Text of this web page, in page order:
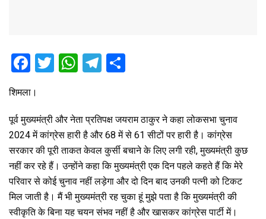
F
ce
b
o
o
k
T
er
W
s
A
p
p
T
gr
a
m
e
शिमला।
पूर्व मुख्यमंत्री और नेता प्रतिपक्ष जयराम ठाकुर ने कहा लोकसभा चुनाव
2024 में कांग्रेस हारी है और 68 में से 61 सीटों पर हारी है। कांग्रेस
सरकार की पूरी ताकत केवल कुर्सी बचाने के लिए लगी रही, मुख्यमंत्री कुछ
नहीं कर रहे हैं। उन्होंने कहा कि मुख्यमंत्री एक दिन पहले कहते हैं कि मेरे
परिवार से कोई चुनाव नहीं लड़ेगा और दो दिन बाद उनकी पत्नी को टिकट
मिल जाती है। मैं भी मुख्यमंत्री रह चुका हूं मुझे पता है कि मुख्यमंत्री की
स्वीकृति के बिना यह चयन संभव नहीं है और खासकर कांग्रेस पार्टी में।